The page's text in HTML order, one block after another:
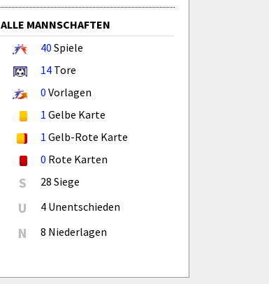
ALLE MANNSCHAFTEN
40 Spiele
14 Tore
0 Vorlagen
1 Gelbe Karte
1 Gelb-Rote Karte
0 Rote Karten
S 28 Siege
U 4 Unentschieden
N 8 Niederlagen